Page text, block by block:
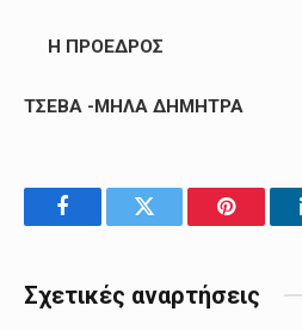
Η ΠΡΟΕΔΡΟΣ
ΤΣΕΒΑ -ΜΗΛΑ ΔΗΜΗΤΡΑ
FacebookTwitter Pinterest
Σχετικές αναρτήσεις